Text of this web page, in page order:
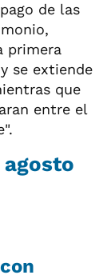
de las
primera
se extiende
que
entre el
agosto